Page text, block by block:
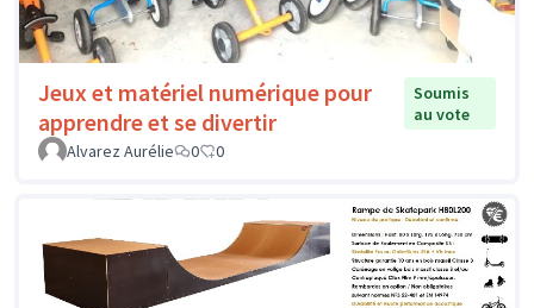
Jeux et matériel numérique pour
apprendre et se divertir
Soumis
au vote
Alvarez Aurélie
0 0